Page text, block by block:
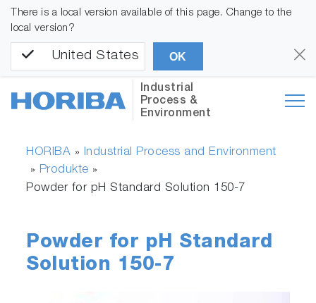
There is a local version available of this page. Change to the
local version?
United States OK
Industrial
Process &
Environment
HORIBA » Industrial Process and Environment
» Produkte »
Powder for pH Standard Solution 150-7
Powder for pH Standard
Solution 150-7